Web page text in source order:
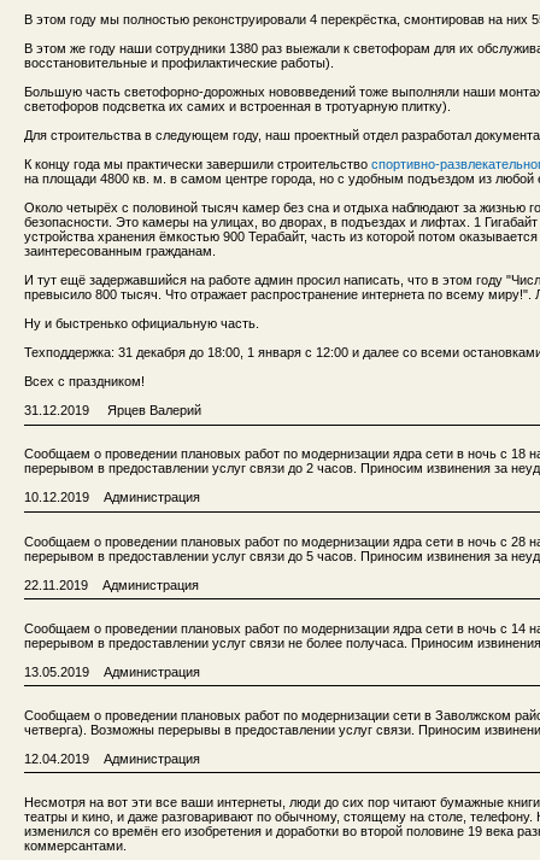
В этом году мы полностью реконструировали 4 перекрёстка, смонтировав на
В этом же году наши сотрудники 1380 раз выежали к светофорам для их
восстановительные и профилактические работы).
Большую часть светофорно-дорожных нововведений тоже выполняли наши
светофоров подсветка их самих и встроенная в тротуарную плитку).
Для строительства в следующем году, наш проектный отдел разработал
К концу года мы практически завершили строительство спортивно-
на площади 4800 кв. м. в самом центре города, но с удобным подъездом из любой
Около четырёх с половиной тысяч камер без сна и отдыха наблюдают за жизнью
безопасности. Это камеры на улицах, во дворах, в подъездах и лифтах. 1
устройства хранения ёмкостью 900 Терабайт, часть из которой потом
заинтересованным гражданам.
И тут ещё задержавшийся на работе админ просил написать, что в этом году
превысило 800 тысяч. Что отражает распространение интернета по всему
Ну и быстренько официальную часть.
Техподдержка: 31 декабря до 18:00, 1 января с 12:00 и далее со всеми
Всех с праздником!
31.12.2019 Ярцев Валерий
Сообщаем о проведении плановых работ по модернизации ядра сети в ночь с 18
перерывом в предоставлении услуг связи до 2 часов. Приносим извинения за
10.12.2019 Администрация
Сообщаем о проведении плановых работ по модернизации ядра сети в ночь с 28
перерывом в предоставлении услуг связи до 5 часов. Приносим извинения за
22.11.2019 Администрация
Сообщаем о проведении плановых работ по модернизации ядра сети в ночь с 14
перерывом в предоставлении услуг связи не более получаса. Приносим
13.05.2019 Администрация
Сообщаем о проведении плановых работ по модернизации сети в Заволжском
четверга). Возможны перерывы в предоставлении услуг связи. Приносим
12.04.2019 Администрация
Несмотря на вот эти все ваши интернеты, люди до сих пор читают бумажные
театры и кино, и даже разговаривают по обычному, стоящему на столе,
изменился со времён его изобретения и доработки во второй половине 19 века
коммерсантами.